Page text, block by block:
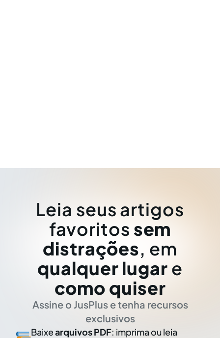
Leia seus artigos
favoritos sem
distrações, em
qualquer lugar e
como quiser
Assine o JusPlus e tenha recursos
exclusivos
Baixearquivos PDF: imprima ou leia